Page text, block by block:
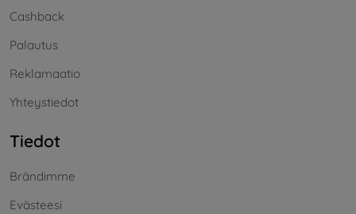
Cashback
Palautus
Reklamaatio
Yhteystiedot
Tiedot
Brändimme
Evästeesi